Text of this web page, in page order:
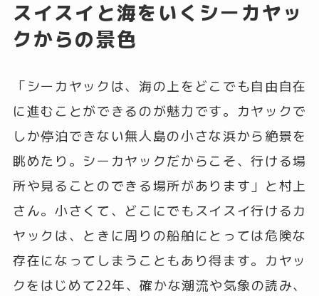
スイスイと海をいくシーカヤッ
クからの景色
「シーカヤックは、海の上をどこでも自由自在
に進むことができるのが魅力です。カヤックで
しか停泊できない無人島の小さな浜から絶景を
眺めたり。シーカヤックだからこそ、行ける場
所や見ることのできる場所があります」と村上
さん。小さくて、どこにでもスイスイ行けるカ
ヤックは、ときに周りの船舶にとっては危険な
存在になってしまうこともあり得ます。カヤッ
クをはじめて22年、確かな潮流や気象の読み、